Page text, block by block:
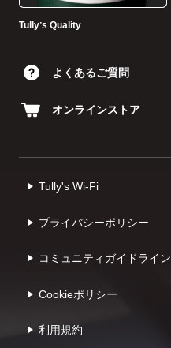
Tullyʼs Quality
よくあるご質問
オンラインストア
Tully's Wi-Fi
プライバシーポリシー
コミュニティガイドライン
Cookieポリシー
利⽤規約